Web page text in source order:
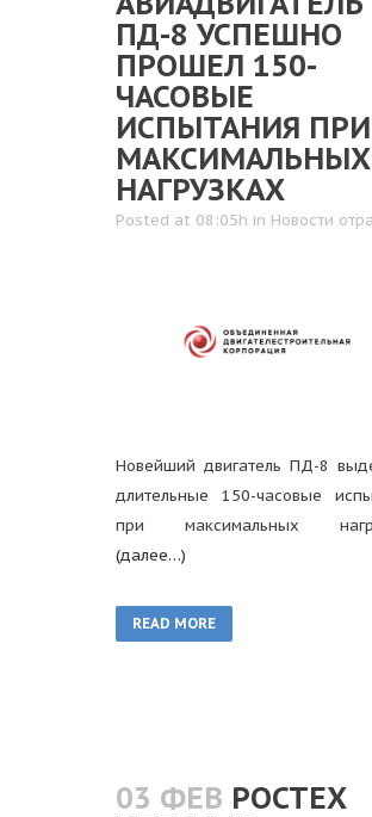
ПД-8 УСПЕШНО
ПРОШЕЛ 150-
ЧАСОВЫЕ
ИСПЫТАНИЯ ПРИ
МАКСИМАЛЬНЫХ
НАГРУЗКАХ
Posted at 08:05h in Новости
Новейший двигатель ПД-8
длительные 150-часовые
при максимальных
(далее…)
READ MORE
03 ФЕВ РОСТЕХ